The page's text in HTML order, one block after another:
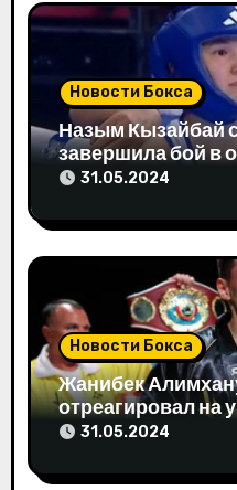
и
я
м
Новости Бокса
Назым Кызайбай
завершила бой в
Олимпиаду-2024
31.05.2024
Новости Бокса
Жанибек
отреагировал на
мира
31.05.2024